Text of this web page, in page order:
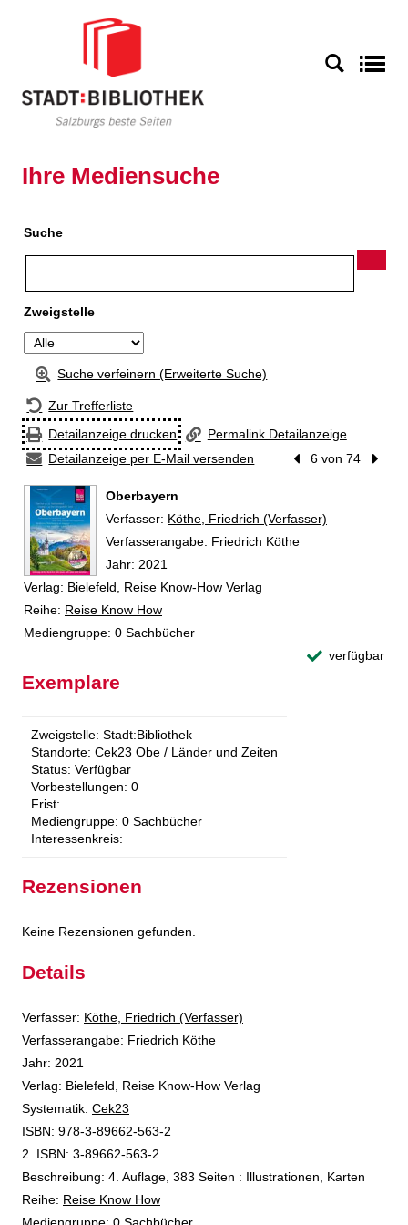
Ihre Mediensuche
Suche
Zweigstelle
Suche verfeinern (Erweiterte Suche)
Zur Trefferliste
Detailanzeige drucken
Permalink Detailanzeige
Detailanzeige per E-Mail versenden
Vorheriger Treffer
6 von 74
Oberbayern
Verfasser: Suche nach diesem Verfasser
Köthe, Friedrich (Verfasser)
Verfasserangabe: Friedrich Köthe
Jahr: 2021
Verlag: Bielefeld, Reise Know-How Verlag
Reihe: Reise Know How
Mediengruppe: 0 Sachbücher
verfügbar
Exemplare
Zweigstelle: Stadt:Bibliothek
Standorte: Cek23 Obe / Länder und Zeiten
Status: Verfügbar
Vorbestellungen: 0
Frist:
Mediengruppe: 0 Sachbücher
Interessenkreis:
Rezensionen
Keine Rezensionen gefunden.
Details
Verfasser: Suche nach diesem Verfasser
Köthe, Friedrich (Verfasser)
Verfasserangabe: Friedrich Köthe
Jahr: 2021
Verlag: Bielefeld, Reise Know-How Verlag
opens in new tab
Diesen Link in neuem Tab öffnen
Systematik: Suche nach dieser Systematik
Cek23
Suche nach diesem Interessenskreis
ISBN: 978-3-89662-563-2
2. ISBN: 3-89662-563-2
Beschreibung: 4. Auflage, 383 Seiten : Illustrationen, Karten
Reihe: Reise Know How